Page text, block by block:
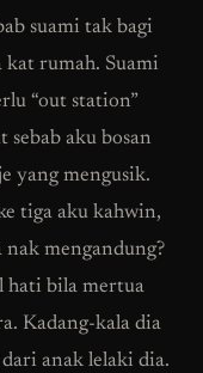
suami tak bagi
rumah. Suami
“out station”
aku bosan
yang mengusik.
tiga aku kahwin,
mengandung?
hati bila mertua
Kadang-kala dia
anak lelaki dia.